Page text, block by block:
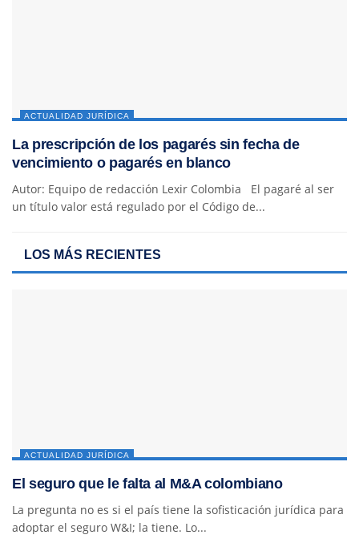
ACTUALIDAD JURÍDICA
La prescripción de los pagarés sin fecha de
vencimiento o pagarés en blanco
Autor: Equipo de redacción Lexir Colombia El pagaré al ser
un título valor está regulado por el Código de...
LOS MÁS RECIENTES
ACTUALIDAD JURÍDICA
El seguro que le falta al M&A colombiano
La pregunta no es si el país tiene la sofisticación jurídica para
adoptar el seguro W&I; la tiene. Lo...